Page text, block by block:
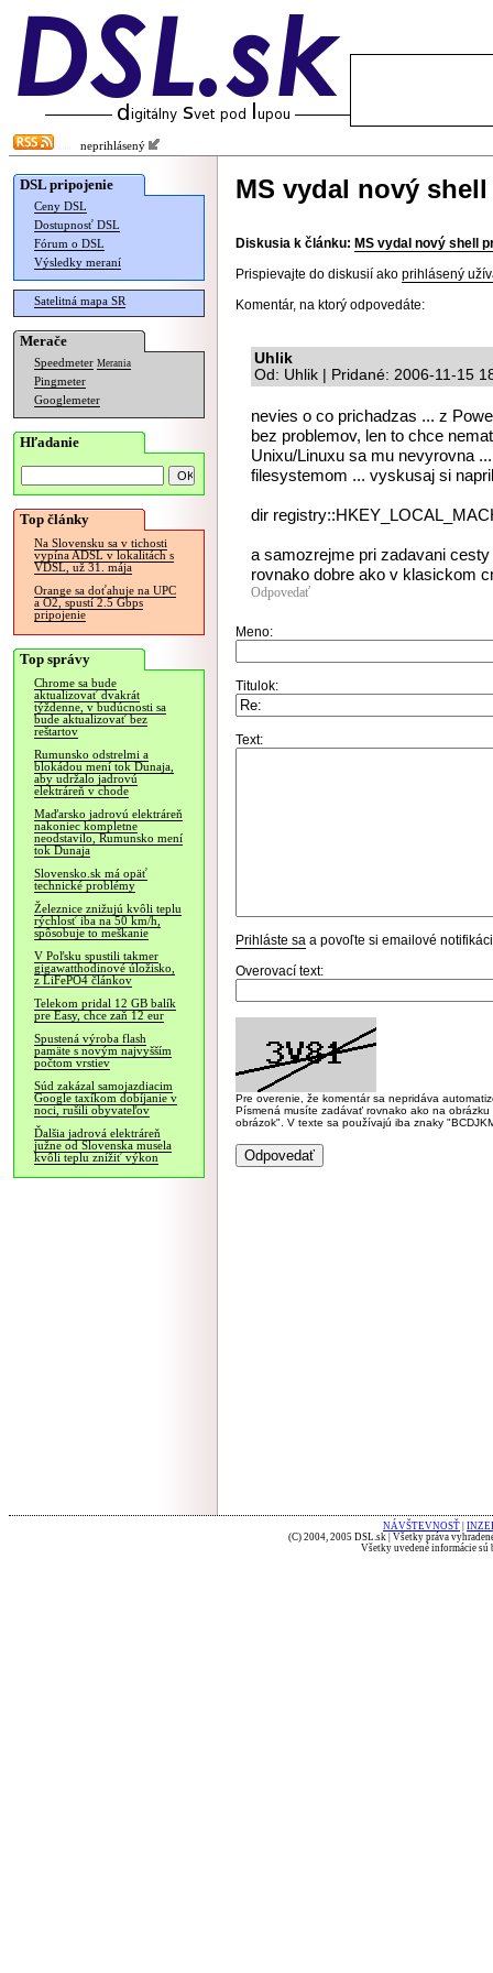
neprihlásený
DSL pripojenie
Ceny DSL
Dostupnosť DSL
Fórum o DSL
Výsledky meraní
Satelitná mapa SR
Merače
Speedmeter Merania
Pingmeter
Googlemeter
Hľadanie
Top články
Na Slovensku sa v tichosti
vypína ADSL v lokalitách s
VDSL, už 31. mája
Orange sa doťahuje na UPC
a O2, spustí 2.5 Gbps
pripojenie
Top správy
Chrome sa bude
aktualizovať dvakrát
týždenne, v budúcnosti sa
bude aktualizovať bez
reštartov
Rumunsko odstrelmi a
blokádou mení tok Dunaja,
aby udržalo jadrovú
elektráreň v chode
Maďarsko jadrovú elektráreň
nakoniec kompletne
neodstavilo, Rumunsko mení
tok Dunaja
Slovensko.sk má opäť
technické problémy
Železnice znižujú kvôli teplu
rýchlosť iba na 50 km/h,
spôsobuje to meškanie
V Poľsku spustili takmer
gigawatthodinové úložisko,
z LiFePO4 článkov
Telekom pridal 12 GB balík
pre Easy, chce zaň 12 eur
Spustená výroba flash
pamäte s novým najvyšším
počtom vrstiev
Súd zakázal samojazdiacim
Google taxíkom dobíjanie v
noci, rušili obyvateľov
Ďalšia jadrová elektráreň
južne od Slovenska musela
kvôli teplu znížiť výkon
MS vydal nový
Diskusia k článku: MS vydal nový shell
Prispievajte do diskusií ako prihlásený
Komentár, na ktorý odpovedáte:
Uhlik
Od: Uhlik | Pridané: 2006-11-15
nevies o co prichadzas ... z
bez problemov, len to chce
Unixu/Linuxu sa mu nevyrovna
filesystemom ... vyskusaj si
dir
a samozrejme pri zadavani
rovnako dobre ako v klasickom
Odpovedať
Meno:
Titulok:
Text:
Prihláste sa a povoľte si emailové
Overovací text:
Pre overenie, že komentár sa nepridáva
Písmená musíte zadávať rovnako ako na
obrázok". V texte sa používajú iba znaky
NÁVŠTEVNOSŤ
(C) 2004, 2005 DSL.sk | Všetky práva
Všetky uvedené informácie sú